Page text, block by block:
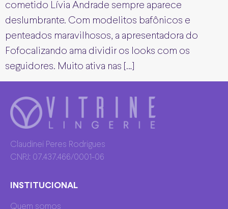
cometido Lívia Andrade sempre aparece
deslumbrante. Com modelitos bafônicos e
penteados maravilhosos, a apresentadora do
Fofocalizando ama dividir os looks com os
seguidores. Muito ativa nas […]
Claudinei Peres Rodrigues
CNPJ: 07.437.466/0001-06
INSTITUCIONAL
Quem somos